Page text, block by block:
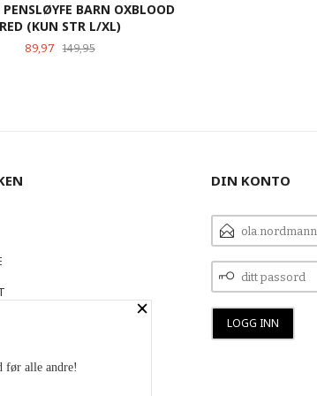
BARN OXBLOOD
(KUN STR L/XL)
Tilbud
89,97 149,95Rabatt
DIN KONTO
E-
POSTADRESSE
DITT
PASSORD
×
før alle andre!